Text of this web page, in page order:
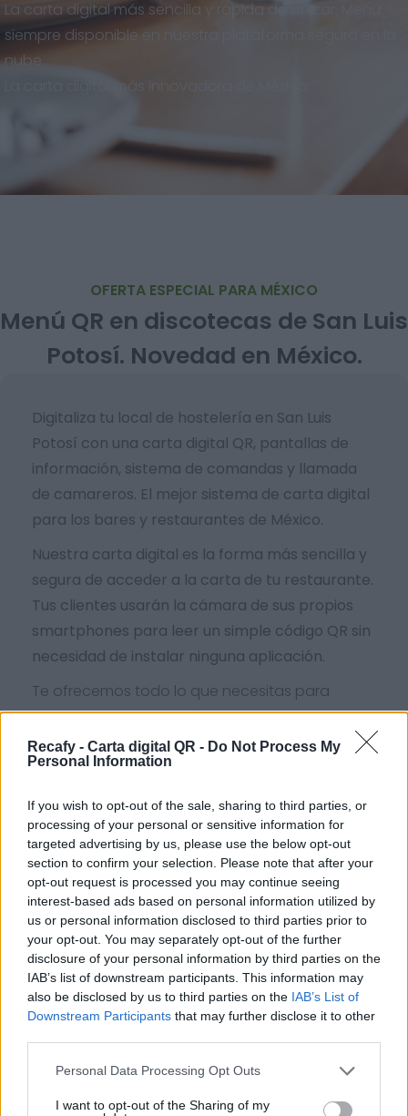
Recafy - Carta digital QR - Do Not Process My
Personal Information
If you wish to opt-out of the sale, sharing to third parties, or
processing of your personal or sensitive information for
targeted advertising by us, please use the below opt-out
section to confirm your selection. Please note that after your
opt-out request is processed you may continue seeing
interest-based ads based on personal information utilized by
us or personal information disclosed to third parties prior to
your opt-out. You may separately opt-out of the further
disclosure of your personal information by third parties on the
IAB’s list of downstream participants. This information may
also be disclosed by us to third parties on the IAB’s List of
Downstream Participants that may further disclose it to other
Please note that this website/app uses one or more Google
not limited to your visit or usage behaviour. You may click to
Personal Data Processing Opt Outs
I want to opt-out of the Sharing of my
La carta digital más sencilla y rápida de utilizar. Menú
siempre disponible en nuestra plataforma segura en la
nube.
La carta digital más innovadora de México.
OFERTA ESPECIAL PARA MÉXICO
Menú QR en discotecas de San Luis
Potosí. Novedad en México.
Digitaliza tu local de hostelería en San Luis
Potosí con una carta digital QR, pantallas de
información, sistema de comandas y llamada
de camareros. El mejor sistema de carta digital
para los bares y restaurantes de México.
Nuestra carta digital es la forma más sencilla y
segura de acceder a la carta de tu restaurante.
Tus clientes usarán la cámara de sus propios
smartphones para leer un simple código QR sin
necesidad de instalar ninguna aplicación.
Te ofrecemos todo lo que necesitas para
mejorar la comunicación con tus clientes. Con la
carta digital QR tus comensales descubrirán tu
oferta gastronómica de la mejor manera.
Por eso hemos diseñado un sistema capaz de
ayudar a tu negocio a adaptarse a las
circunstancias actuales que nuestro país está
viviendo. Contamos con una carta de servicios
que pueden ayudarte a aminorar las cargas de
trabajo en tu negocio o empresa para que
puedas ofrecer a tus clientes la seguridad y el
apoyo que merecen. Llega la transformación
digital para quedarse. Menú digital QR para el
Tu carta en Internet para que la puedan